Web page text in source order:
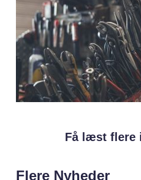
Få læst flere
Flere Nyheder